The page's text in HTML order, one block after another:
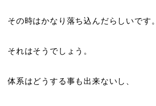
その時はかなり落ち込んだらしいです。
それはそうでしょう。
体系はどうする事も出来ないし、